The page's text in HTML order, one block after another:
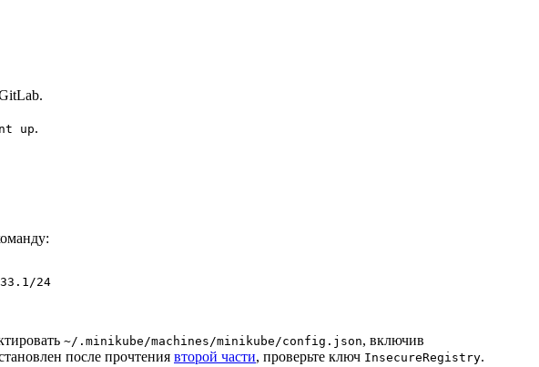
up.
24
~/.minikube/machines/minikube/config.json, включив
после прочтения второй части, проверьте ключ InsecureRegistry.